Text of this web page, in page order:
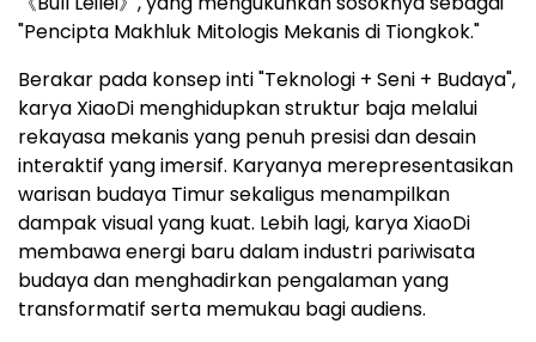
"Pencipta Makhluk Mitologis Mekanis di Tiongkok."
Berakar pada konsep inti "Teknologi + Seni + Budaya",
karya XiaoDi menghidupkan struktur baja melalui
rekayasa mekanis yang penuh presisi dan desain
interaktif yang imersif. Karyanya merepresentasikan
warisan budaya Timur sekaligus menampilkan
dampak visual yang kuat. Lebih lagi, karya XiaoDi
membawa energi baru dalam industri pariwisata
budaya dan menghadirkan pengalaman yang
transformatif serta memukau bagi audiens.